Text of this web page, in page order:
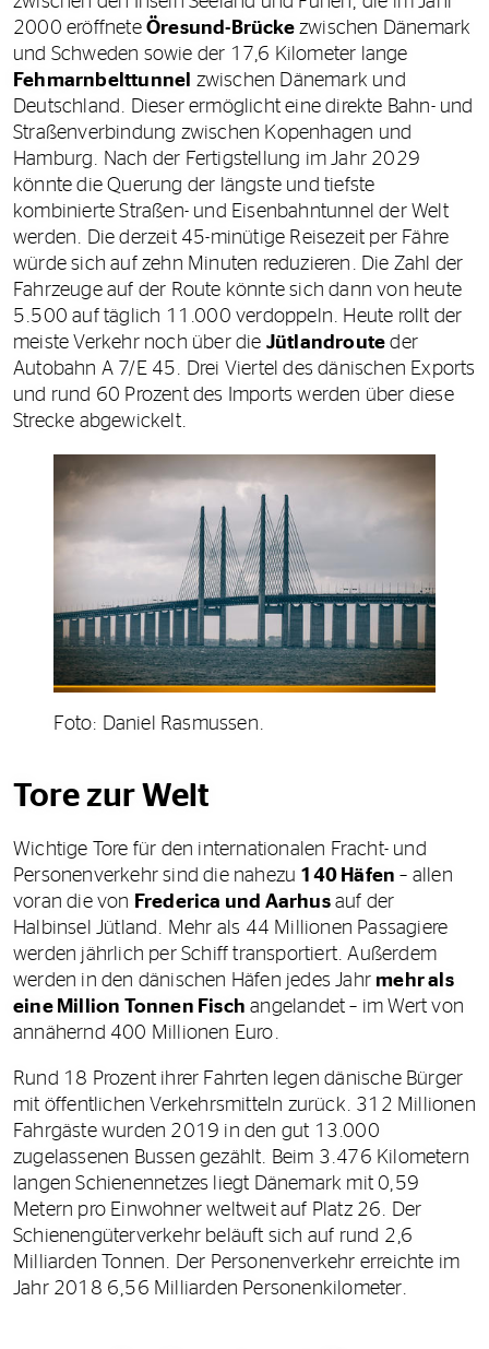
2000 eröffnete Öresund-Brückezwischen Dänemark
und Schweden sowie der 17,6 Kilometer lange
Fehmarnbelttunnel zwischen Dänemark und
Deutschland. Dieser ermöglicht eine direkte Bahn- und
Straßenverbindung zwischen Kopenhagen und
Hamburg. Nach der Fertigstellung im Jahr 2029
könnte die Querung der längste und tiefste
kombinierte Straßen- und Eisenbahntunnel der Welt
werden. Die derzeit 45-minütige Reisezeit per Fähre
würde sich auf zehn Minuten reduzieren. Die Zahl der
Fahrzeuge auf der Route könnte sich dann von heute
5.500 auf täglich 11.000 verdoppeln. Heute rollt der
meiste Verkehr noch über die Jütlandroute der
Autobahn A 7/E 45. Drei Viertel des dänischen Exports
und rund 60 Prozent des Imports werden über diese
Strecke abgewickelt.
Foto: Daniel Rasmussen.
Tore zur Welt
Wichtige Tore für den internationalen Fracht- und
Personenverkehr sind die nahezu 140 Häfen – allen
voran die von Frederica und Aarhusauf der
Halbinsel Jütland. Mehr als 44 Millionen Passagiere
werden jährlich per Schiff transportiert. Außerdem
werden in den dänischen Häfen jedes Jahr mehr als
eine Million Tonnen Fisch angelandet – im Wert von
annähernd 400 Millionen Euro.
Rund 18 Prozent ihrer Fahrten legen dänische Bürger
mit öffentlichen Verkehrsmitteln zurück. 312 Millionen
Fahrgäste wurden 2019 in den gut 13.000
zugelassenen Bussen gezählt. Beim 3.476 Kilometern
langen Schienennetzes liegt Dänemark mit 0,59
Metern pro Einwohner weltweit auf Platz 26. Der
Schienengüterverkehr beläuft sich auf rund 2,6
Milliarden Tonnen. Der Personenverkehr erreichte im
Jahr 2018 6,56 Milliarden Personenkilometer.